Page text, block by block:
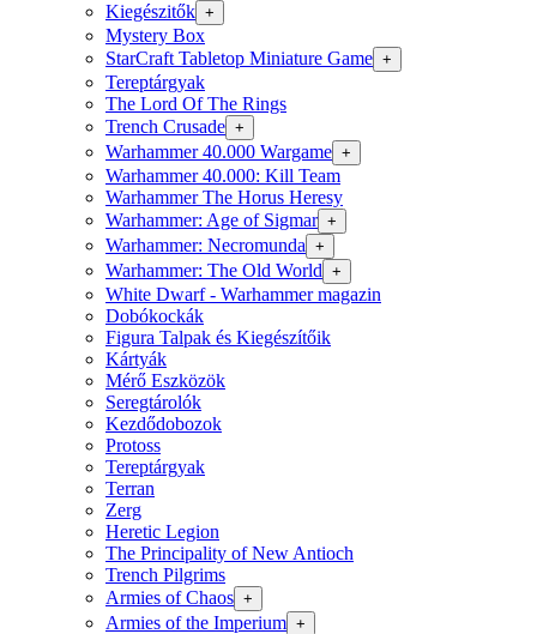
Kiegészitők +
Mystery Box
StarCraft Tabletop Miniature Game +
Tereptárgyak
The Lord Of The Rings
Trench Crusade +
Warhammer 40.000 Wargame +
Warhammer 40.000: Kill Team
Warhammer The Horus Heresy
Warhammer: Age of Sigmar +
Warhammer: Necromunda +
Warhammer: The Old World +
White Dwarf - Warhammer magazin
Dobókockák
Figura Talpak és Kiegészítőik
Kártyák
Mérő Eszközök
Seregtárolók
Kezdődobozok
Protoss
Tereptárgyak
Terran
Zerg
Heretic Legion
The Principality of New Antioch
Trench Pilgrims
Armies of Chaos +
Armies of the Imperium +